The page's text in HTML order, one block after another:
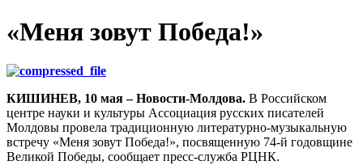
«Меня зовут Победа!»
КИШИНЕВ, 10 мая – Новости-Молдова. В Российском
центре науки и культуры Ассоциация русских писателей
Молдовы провела традиционную литературно-музыкальную
встречу «Меня зовут Победа!», посвященную 74-й годовщине
Великой Победы, сообщает пресс-служба РЦНК.